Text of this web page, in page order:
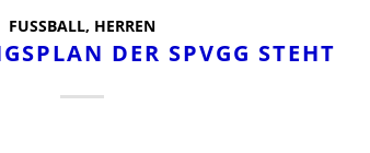
FUSSBALL , HERREN
DER SPVGG STEHT